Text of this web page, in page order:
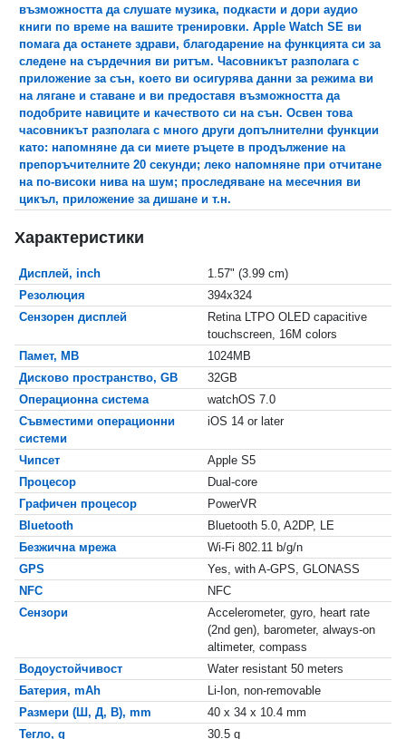
възможността да слушате музика, подкасти и дори аудио
книги по време на вашите тренировки. Apple Watch SE ви
помага да останете здрави, благодарение на функцията си за
следене на сърдечния ви ритъм. Часовникът разполага с
приложение за сън, което ви осигурява данни за режимa ви
на лягане и ставане и ви предоставя възможността да
подобрите навиците и качеството си на сън. Освен това
часовникът разполага с много други допълнителни функции
като: напомняне да си миете ръцете в продължение на
препоръчителните 20 секунди; леко напомняне при отчитане
на по-високи нива на шум; проследяване на месечния ви
цикъл, приложение за дишане и т.н.
Характеристики
Дисплей, inch
1.57" (3.99 cm)
Резолюция
394x324
Сензорен дисплей
Retina LTPO OLED capacitive
touchscreen, 16M colors
Памет, MB
1024MB
Дисково пространство, GB
32GB
Операционна система
watchOS 7.0
Съвместими операционни
системи
iOS 14 or later
Чипсет
Apple S5
Процесор
Dual-core
Графичен процесор
PowerVR
Bluetooth
Bluetooth 5.0, A2DP, LE
Безжична мрежа
Wi-Fi 802.11 b/g/n
GPS
Yes, with A-GPS, GLONASS
NFC
NFC
Сензори
Accelerometer, gyro, heart rate
(2nd gen), barometer, always-on
altimeter, compass
Водоустойчивост
Water resistant 50 meters
Батерия, mAh
Li-Ion, non-removable
Размери (Ш, Д, В), mm
40 x 34 x 10.4 mm
Тегло, g
30.5 g